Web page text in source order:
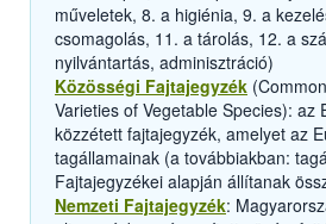
műveletek, 8. a higiénia, 9. a
csomagolás, 11. a tárolás, 12. a
nyilvántartás, adminisztráció)
Közösségi Fajtajegyzék
Varieties of Vegetable Species): az
közzétett fajtajegyzék, amelyet az
tagállamainak (a továbbiakban:
Fajtajegyzékei alapján állítanak
Nemzeti Fajtajegyzék: